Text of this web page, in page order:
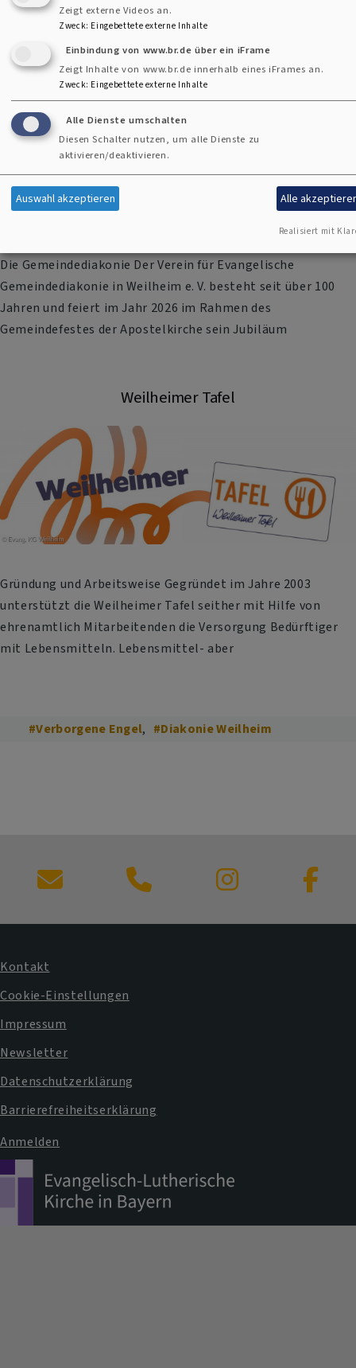
Verein für Gemeindediakonie
Die Gemeindediakonie Der Verein für Evangelische
Gemeindediakonie in Weilheim e. V. besteht seit über 100
Jahren und feiert im Jahr 2026 im Rahmen des
Gemeindefestes der Apostelkirche sein Jubiläum
Weilheimer Tafel
Gründung und Arbeitsweise Gegründet im Jahre 2003
unterstützt die Weilheimer Tafel seither mit Hilfe von
ehrenamtlich Mitarbeitenden die Versorgung Bedürftiger
mit Lebensmitteln. Lebensmittel- aber
#Verborgene Engel #Diakonie Weilheim
Kontaktformular
Fußbereichsmenü
Kontakt
Cookie-Einstellungen
Impressum
Newsletter
Datenschutzerklärung
Barrierefreiheitserklärung
Benutzermenü
Anmelden
Zeigt externe Videos an.
Zweck: Eingebettete externe Inhalte
Einbindung von www.br.de über ein iFrame
Zeigt Inhalte von www.br.de innerhalb eines iFrames an.
Zweck: Eingebettete externe Inhalte
Alle Dienste umschalten
Diesen Schalter nutzen, um alle Dienste zu
aktivieren/deaktivieren.
Auswahl akzeptieren Alle
Realisiert mit